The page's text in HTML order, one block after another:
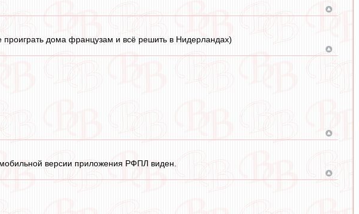
дома французам и всё решить в Нидерландах)
версии приложения РФПЛ виден.